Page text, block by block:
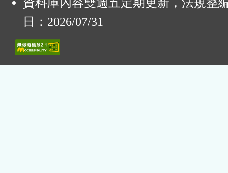
資料庫內容雙週五定期更新，法規整
日：2026/07/31